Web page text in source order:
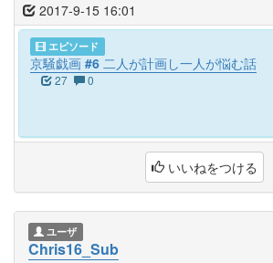
2017-9-15 16:01
エピソード
京騒戯画 #6 二人が計画し一人が悩む話
27 0
いいねをつける
ユーザ
Chris16_Sub